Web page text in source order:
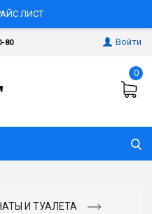
ЛИСТ
80 Войти
0
И ТУАЛЕТА